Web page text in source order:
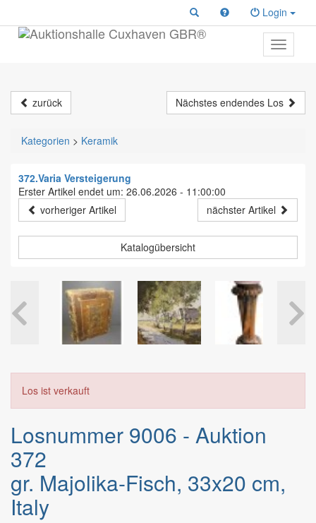
Login
Toggle
primary
zurück Nächstes endendes Los
Kategorien > Keramik
372.Varia Versteigerung
Erster Artikel endet um: 26.06.2026 - 11:00:00
vorheriger Artikel
nächster Artikel
Katalogübersicht
Los ist verkauft
Losnummer 9006 - Auktion
372
gr. Majolika-Fisch, 33x20 cm,
Italy